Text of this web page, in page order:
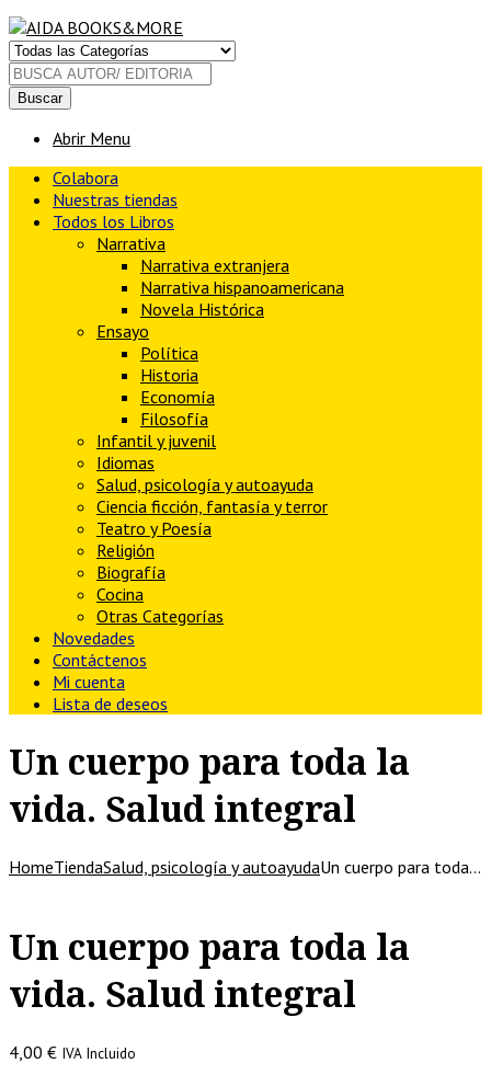
Buscar
Abrir Menu
Colabora
Nuestras tiendas
Todos los Libros
Narrativa
Narrativa extranjera
Narrativa hispanoamericana
Novela Histórica
Ensayo
Política
Historia
Economía
Filosofía
Infantil y juvenil
Idiomas
Salud, psicología y autoayuda
Ciencia ficción, fantasía y terror
Teatro y Poesía
Religión
Biografía
Cocina
Otras Categorías
Novedades
Contáctenos
Mi cuenta
Lista de deseos
Un cuerpo para toda la
vida. Salud integral
HomeTiendaSalud, psicología y autoayudaUn cuerpo para toda…
Un cuerpo para toda la
vida. Salud integral
4,00 € IVA Incluido